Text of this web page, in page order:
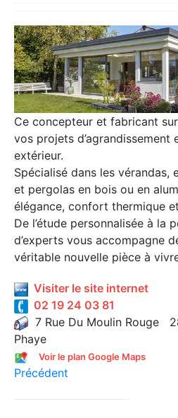
Ce concepteur et fabricant
vos projets d’agrandissement
extérieur.
Spécialisé dans les vérandas,
et pergolas en bois ou en
élégance, confort thermique
De l’étude personnalisée à la
d’experts vous accompagne
véritable nouvelle pièce à
Visiter le site internet
02 19 24 03 81
7 Rue Du Moulin Rouge
Phaye
Voir le plan Google Maps
Précédent